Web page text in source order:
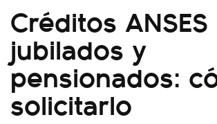
Créditos
jubilados y
pensionados:
solicitarlo